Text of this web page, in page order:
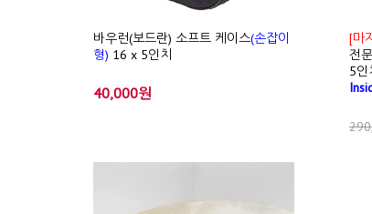
바우런(보드란) 소프트 케이스(손잡이
형) 16 x 5인치
40,000원
[마
전
5인